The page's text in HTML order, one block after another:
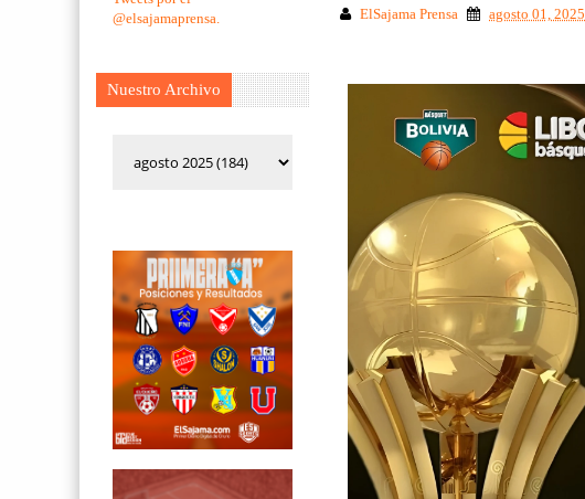
@elsajamaprensa.
Nuestro Archivo
ElSajama Prensa agosto 01, 2025